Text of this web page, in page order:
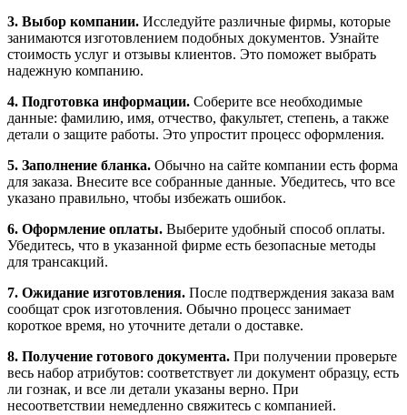
3. Выбор компании. Исследуйте различные фирмы, которые
занимаются изготовлением подобных документов. Узнайте
стоимость услуг и отзывы клиентов. Это поможет выбрать
надежную компанию.
4. Подготовка информации. Соберите все необходимые
данные: фамилию, имя, отчество, факультет, степень, а также
детали о защите работы. Это упростит процесс оформления.
5. Заполнение бланка. Обычно на сайте компании есть форма
для заказа. Внесите все собранные данные. Убедитесь, что все
указано правильно, чтобы избежать ошибок.
6. Оформление оплаты. Выберите удобный способ оплаты.
Убедитесь, что в указанной фирме есть безопасные методы
для трансакций.
7. Ожидание изготовления. После подтверждения заказа вам
сообщат срок изготовления. Обычно процесс занимает
короткое время, но уточните детали о доставке.
8. Получение готового документа. При получении проверьте
весь набор атрибутов: соответствует ли документ образцу, есть
ли гознак, и все ли детали указаны верно. При
несоответствии немедленно свяжитесь с компанией.